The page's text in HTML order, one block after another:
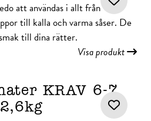
att användas i allt från
till kalla och varma såser. De
till dina rätter.
Visa produkt
KRAV 6-7